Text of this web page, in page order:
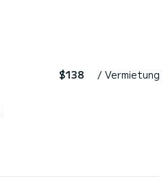
$138 / Vermietung